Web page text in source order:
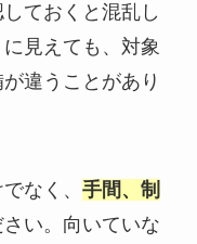
ておくと混乱し
見えても、対象
違うことがあり
なく、 手間、制
さい。向いていな